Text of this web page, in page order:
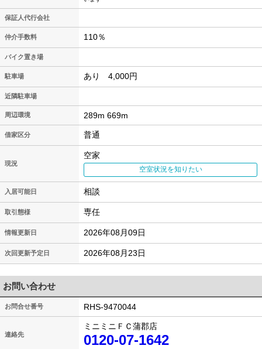
保証人代行会社
仲介手数料 110％
バイク置き場
駐車場 あり 4,000円
近隣駐車場
周辺環境 289m 669m
借家区分 普通
現況
空家
空室状況を知りたい
入居可能日 相談
取引態様 専任
情報更新日 2026年08月09日
次回更新予定日 2026年08月23日
お問い合わせ
お問合せ番号 RHS-9470044
連絡先
ミニミニＦＣ蒲郡店
0120-07-1642